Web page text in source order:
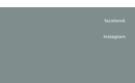
facebook
instagram